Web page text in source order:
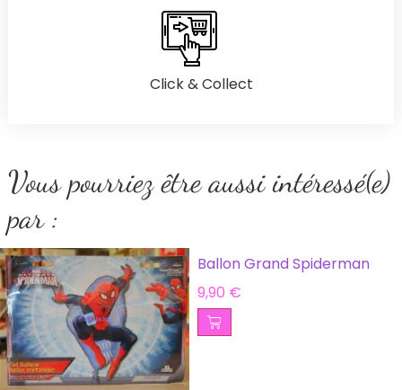
Click & Collect
Vous pourriez être aussi intéressé(e)
par :
Ballon Grand Spiderman
9,90 €